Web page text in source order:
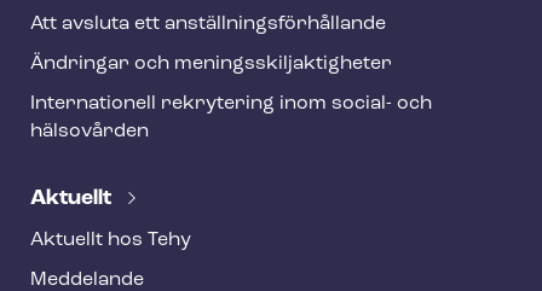
Att avsluta ett an­ställ­nings­för­hål­lan­de
Ändringar och me­nings­skilj­ak­tig­he­ter
Internationell rekrytering inom social- och
hälsovården
Aktuellt
Aktuellt hos Tehy
Meddelande